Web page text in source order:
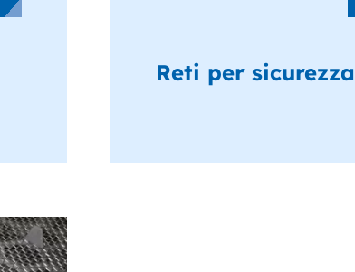
Reti per sicurezza